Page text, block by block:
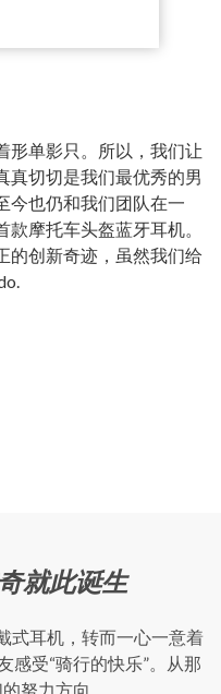
形单影只。所以，我们让
真切切是我们最优秀的男
今也仍和我们团队在一
摩托车头盔蓝牙耳机。
的创新奇迹，虽然我们给
就此诞生
式耳机，转而一心一意着
感受“骑行的快乐”。从那
努力方向。